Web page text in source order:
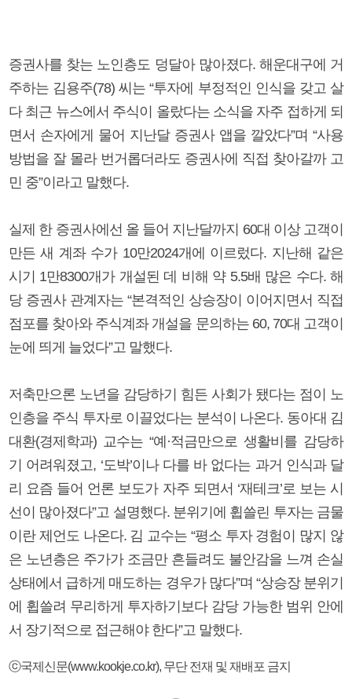
증권사를 찾는 노인층도 덩달아 많아졌다. 해운대구에 거
주하는 김용주(78) 씨는 “투자에 부정적인 인식을 갖고 살
다 최근 뉴스에서 주식이 올랐다는 소식을 자주 접하게 되
면서 손자에게 물어 지난달 증권사 앱을 깔았다”며 “사용
방법을 잘 몰라 번거롭더라도 증권사에 직접 찾아갈까 고
민 중”이라고 말했다.
실제 한 증권사에선 올 들어 지난달까지 60대 이상 고객이
만든 새 계좌 수가 10만2024개에 이르렀다. 지난해 같은
시기 1만8300개가 개설된 데 비해 약 5.5배 많은 수다. 해
당 증권사 관계자는 “본격적인 상승장이 이어지면서 직접
점포를 찾아와 주식계좌 개설을 문의하는 60, 70대 고객이
눈에 띄게 늘었다”고 말했다.
저축만으론 노년을 감당하기 힘든 사회가 됐다는 점이 노
인층을 주식 투자로 이끌었다는 분석이 나온다. 동아대 김
대환(경제학과) 교수는 “예·적금만으로 생활비를 감당하
기 어려워졌고, ‘도박’이나 다를 바 없다는 과거 인식과 달
리 요즘 들어 언론 보도가 자주 되면서 ‘재테크’로 보는 시
선이 많아졌다”고 설명했다. 분위기에 휩쓸린 투자는 금물
이란 제언도 나온다. 김 교수는 “평소 투자 경험이 많지 않
은 노년층은 주가가 조금만 흔들려도 불안감을 느껴 손실
상태에서 급하게 매도하는 경우가 많다”며 “상승장 분위기
에 휩쓸려 무리하게 투자하기보다 감당 가능한 범위 안에
서 장기적으로 접근해야 한다”고 말했다.
ⓒ국제신문(www.kookje.co.kr), 무단 전재 및 재배포 금지